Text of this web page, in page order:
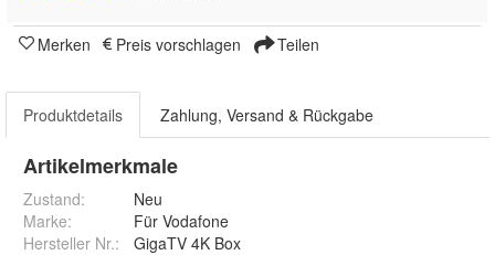
Merken Preis vorschlagen Teilen
Produktdetails Zahlung, Versand & Rückgabe
Artikelmerkmale
Zustand:
Neu
Marke:
Für Vodafone
Hersteller Nr.:
GigaTV 4K Box